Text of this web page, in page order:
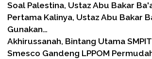
Soal Palestina, Ustaz Abu Bakar
Pertama Kalinya, Ustaz Abu Bakar
Gunakan…
Akhirussanah, Bintang Utama
Smesco Gandeng LPPOM